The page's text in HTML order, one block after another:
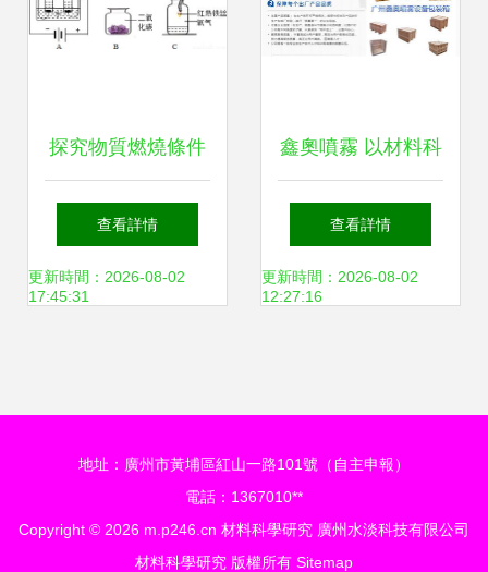
探究物質燃燒條件
的實驗觀察與材料
科學研究啟示
查看詳情
更新時間：2026-08-02
17:45:31
鑫奧噴霧 以材料科
學研究為基石，打
造值得信賴的露天
查看詳情
更新時間：2026-08-02
12:27:16
地址：廣州市黃埔區紅山一路101號（自主申報）
電話：1367010**
Copyright © 2026 m.p246.cn 材料科學研究 廣州水淡科技有限公司
材料科學研究 版權所有 Sitemap